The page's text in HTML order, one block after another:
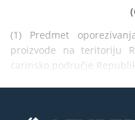
(1) Predmet
proizvode na teritoriju
carinsko područje